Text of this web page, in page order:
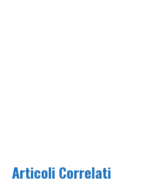
Articoli Correlati